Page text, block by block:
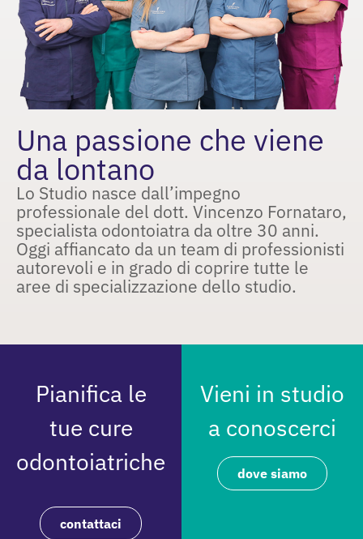
Una passione che viene
da lontano
Lo Studio nasce dall’impegno
professionale del dott. Vincenzo Fornataro,
specialista odontoiatra da oltre 30 anni.
Oggi affiancato da un team di professionisti
autorevoli e in grado di coprire tutte le
aree di specializzazione dello studio.
Pianifica le
tue cure
odontoiatriche
contattaci
Vieni in studio
a conoscerci
dove siamo